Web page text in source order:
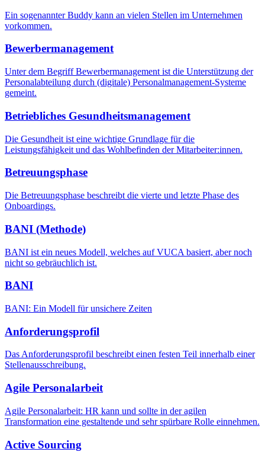
Ein sogenannter Buddy kann an vielen Stellen im Unternehmen
vorkommen.
Bewerbermanagement
Unter dem Begriff Bewerbermanagement ist die Unterstützung der
Personalabteilung durch (digitale) Personalmanagement-Systeme
gemeint.
Betriebliches Gesundheitsmanagement
Die Gesundheit ist eine wichtige Grundlage für die
Leistungsfähigkeit und das Wohlbefinden der Mitarbeiter:innen.
Betreuungsphase
Die Betreuungsphase beschreibt die vierte und letzte Phase des
Onboardings.
BANI (Methode)
BANI ist ein neues Modell, welches auf VUCA basiert, aber noch
nicht so gebräuchlich ist.
BANI
BANI: Ein Modell für unsichere Zeiten
Anforderungsprofil
Das Anforderungsprofil beschreibt einen festen Teil innerhalb einer
Stellenausschreibung.
Agile Personalarbeit
Agile Personalarbeit: HR kann und sollte in der agilen
Transformation eine gestaltende und sehr spürbare Rolle einnehmen.
Active Sourcing